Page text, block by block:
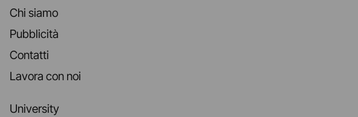
Chi siamo
Pubblicità
Contatti
Lavora con noi
University